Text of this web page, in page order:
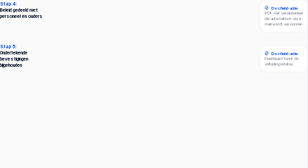
Stap 4:
Beleid gedeeld met
personeel en ouders
Stap 5:
Ondertekende
bevestigingen
bijgehouden
Docfield-actie
PDF met versiebeheer
die automatisch via e-
mail wordt verzonden
Docfield-actie
Dashboard toont de
voltooiingsstatus